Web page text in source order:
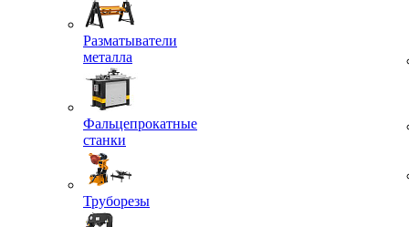
Разматыватели
металла
Фальцепрокатные
станки
Труборезы